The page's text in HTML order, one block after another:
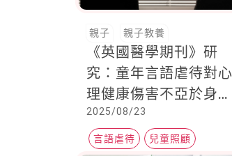
親子 親子教養
《英國醫學期刊》研
究：童年言語虐待對心
理健康傷害不亞於身體
虐待
2025/08/23
言語虐待 兒童照顧